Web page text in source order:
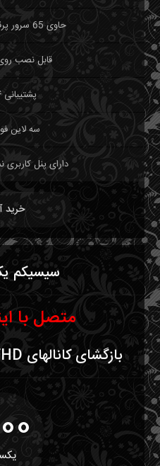
حاوی 65 سرور پرقدرت در سه لاین
قابل نصب
پشتیبانی ۲۴ ساعته
سه لاین
دارای پنل کاربری
خرید
سیسیکم
متصل با
بازگشای کانالهای 4K | FHD سیسیکم VIP